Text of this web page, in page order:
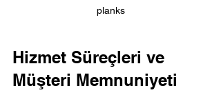
planks
Hizmet Süreçleri ve
Müşteri Memnuniyeti